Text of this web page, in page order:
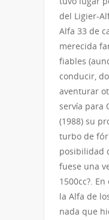
del Ligier-
Alfa 33 de
merecida
fiables
conducir,
aventurar
servía para
(1988) su
turbo de
posibilidad
fuese una
1500cc?.
la Alfa de
nada que